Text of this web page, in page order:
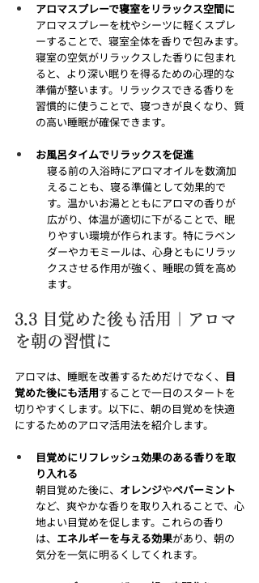
アロマスプレーで寝室をリラックス空間に
アロマスプレーを枕やシーツに軽くスプレ
ーすることで、寝室全体を香りで包みます。
寝室の空気がリラックスした香りに包まれ
ると、より深い眠りを得るための心理的な
準備が整います。リラックスできる香りを
習慣的に使うことで、寝つきが良くなり、質
の高い睡眠が確保できます。
お風呂タイムでリラックスを促進
寝る前の入浴時にアロマオイルを数滴加
えることも、寝る準備として効果的で
す。温かいお湯とともにアロマの香りが
広がり、体温が適切に下がることで、眠
りやすい環境が作られます。特にラベン
ダーやカモミールは、心身ともにリラッ
クスさせる作用が強く、睡眠の質を高め
ます。
3.3 目覚めた後も活用｜アロマ
を朝の習慣に
アロマは、睡眠を改善するためだけでなく、 目
覚めた後にも活用することで一日のスタートを
切りやすくします。以下に、朝の目覚めを快適
にするためのアロマ活用法を紹介します。
目覚めにリフレッシュ効果のある香りを取
り入れる
朝目覚めた後に、 オレンジやペパーミント
など、爽やかな香りを取り入れることで、心
地よい目覚めを促します。これらの香り
は、 エネルギーを与える効果があり、朝の
気分を一気に明るくしてくれます。